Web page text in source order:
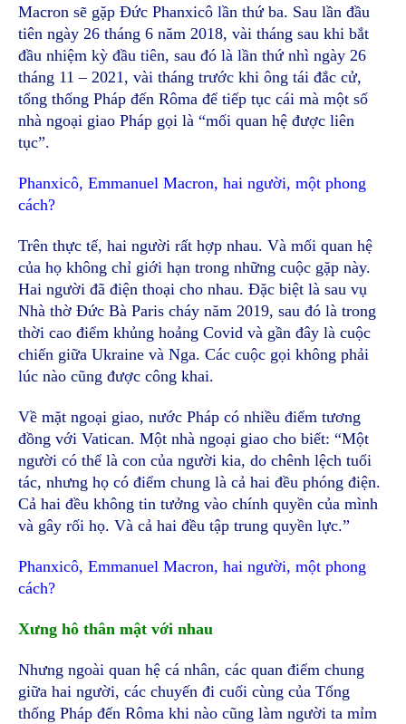
Macron sẽ gặp Đức Phanxicô lần thứ ba. Sau lần đầu
tiên ngày 26 tháng 6 năm 2018, vài tháng sau khi bắt
đầu nhiệm kỳ đầu tiên, sau đó là lần thứ nhì ngày 26
tháng 11 – 2021, vài tháng trước khi ông tái đắc cử,
tổng thống Pháp đến Rôma để tiếp tục cái mà một số
nhà ngoại giao Pháp gọi là “mối quan hệ được liên
tục”.
Phanxicô, Emmanuel Macron, hai người, một phong
cách?
Trên thực tế, hai người rất hợp nhau. Và mối quan hệ
của họ không chỉ giới hạn trong những cuộc gặp này.
Hai người đã điện thoại cho nhau. Đặc biệt là sau vụ
Nhà thờ Đức Bà Paris cháy năm 2019, sau đó là trong
thời cao điểm khủng hoảng Covid và gần đây là cuộc
chiến giữa Ukraine và Nga. Các cuộc gọi không phải
lúc nào cũng được công khai.
Về mặt ngoại giao, nước Pháp có nhiều điểm tương
đồng với Vatican. Một nhà ngoại giao cho biết: “Một
người có thể là con của người kia, do chênh lệch tuổi
tác, nhưng họ có điểm chung là cả hai đều phóng điện.
Cả hai đều không tin tưởng vào chính quyền của mình
và gây rối họ. Và cả hai đều tập trung quyền lực.”
Phanxicô, Emmanuel Macron, hai người, một phong
cách?
Xưng hô thân mật với nhau
Nhưng ngoài quan hệ cá nhân, các quan điểm chung
giữa hai người, các chuyến đi cuối cùng của Tổng
thống Pháp đến Rôma khi nào cũng làm người ta mỉm